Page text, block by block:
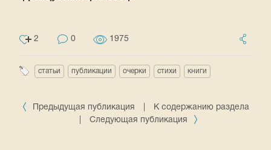
2 0 1975
статьи публикации очерки стихи книги
Предыдущая публикация
К содержанию раздела
Следующая публикация